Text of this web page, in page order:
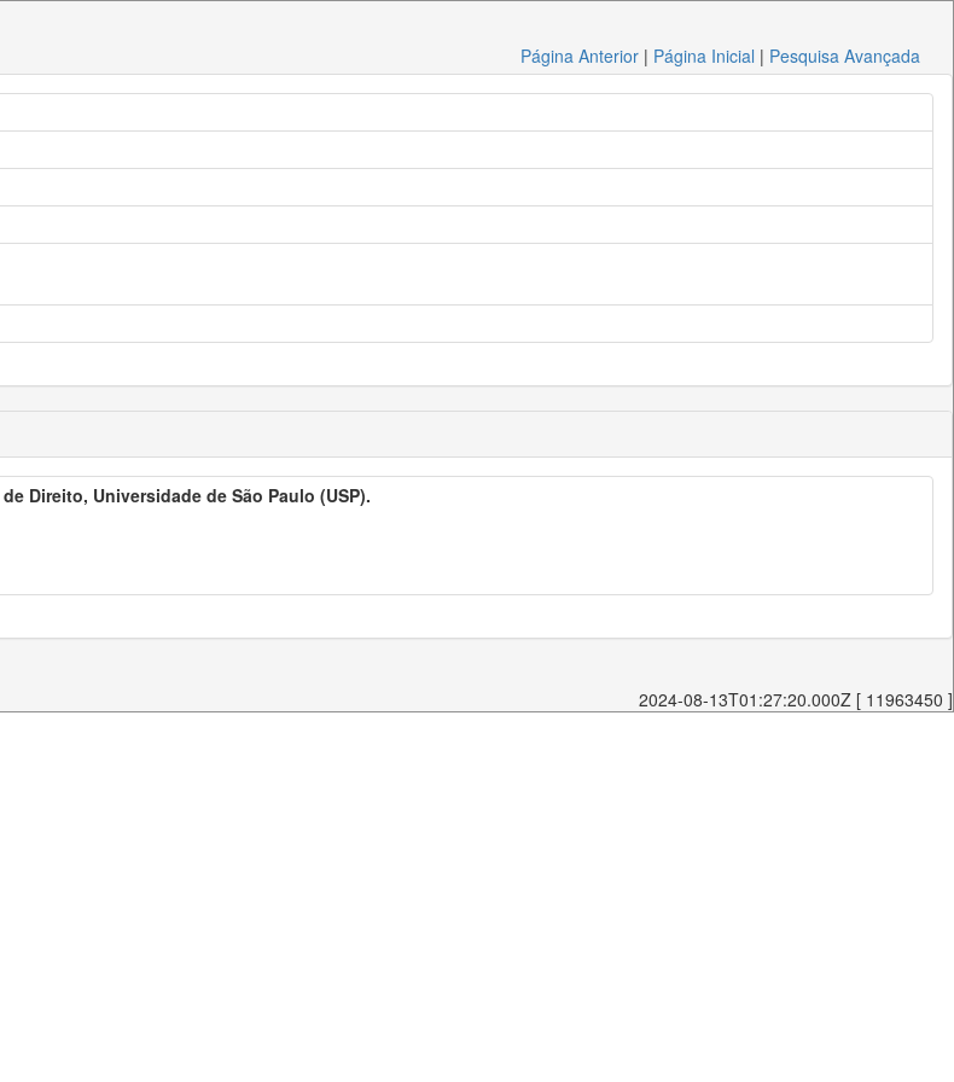
Página Anterior | Página Inicial | Pesquisa Avançada
Direito, Universidade de São Paulo (USP).
2024-08-13T01:27:20.000Z [ 11963450 ]